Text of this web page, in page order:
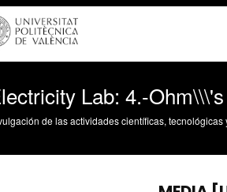
Lab: 4.-
de las actividades científicas,